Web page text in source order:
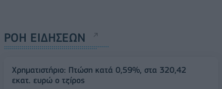
ΡΟΗ ΕΙΔΗΣΕΩΝ
Χρηματιστήριο: Πτώση κατά 0,59%, στα 320,42
εκατ. ευρώ ο τζίρος